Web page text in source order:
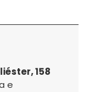
158
e